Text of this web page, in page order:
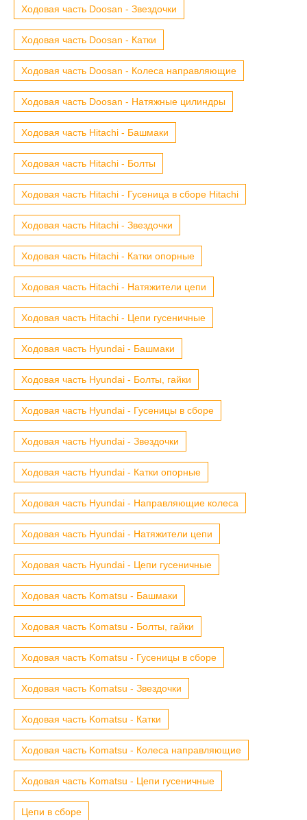
Ходовая часть Doosan - Звездочки
Ходовая часть Doosan - Катки
Ходовая часть Doosan - Колеса направляющие
Ходовая часть Doosan - Натяжные цилиндры
Ходовая часть Hitachi - Башмаки
Ходовая часть Hitachi - Болты
Ходовая часть Hitachi - Гусеница в сборе Hitachi
Ходовая часть Hitachi - Звездочки
Ходовая часть Hitachi - Катки опорные
Ходовая часть Hitachi - Натяжители цепи
Ходовая часть Hitachi - Цепи гусеничные
Ходовая часть Hyundai - Башмаки
Ходовая часть Hyundai - Болты, гайки
Ходовая часть Hyundai - Гусеницы в сборе
Ходовая часть Hyundai - Звездочки
Ходовая часть Hyundai - Катки опорные
Ходовая часть Hyundai - Направляющие колеса
Ходовая часть Hyundai - Натяжители цепи
Ходовая часть Hyundai - Цепи гусеничные
Ходовая часть Komatsu - Башмаки
Ходовая часть Komatsu - Болты, гайки
Ходовая часть Komatsu - Гусеницы в сборе
Ходовая часть Komatsu - Звездочки
Ходовая часть Komatsu - Катки
Ходовая часть Komatsu - Колеса направляющие
Ходовая часть Komatsu - Цепи гусеничные
Цепи в сборе